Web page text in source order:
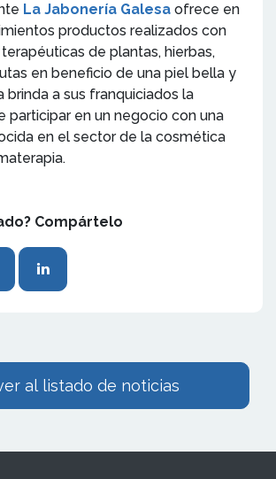
La Jabonería Galesa ofrece en
productos realizados con
de plantas, hierbas,
en beneficio de una piel bella y
brinda a sus franquiciados la
participar en un negocio con una
en el sector de la cosmética
Compártelo
al listado de noticias